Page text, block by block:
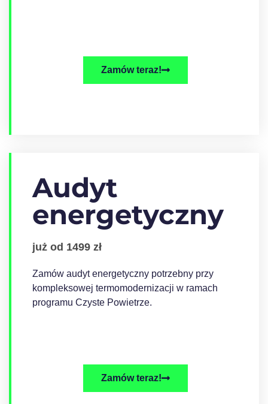
Zamów teraz!
Audyt
energetyczny
już od 1499 zł
Zamów audyt energetyczny potrzebny przy
kompleksowej termomodernizacji w ramach
programu Czyste Powietrze.
Zamów teraz!